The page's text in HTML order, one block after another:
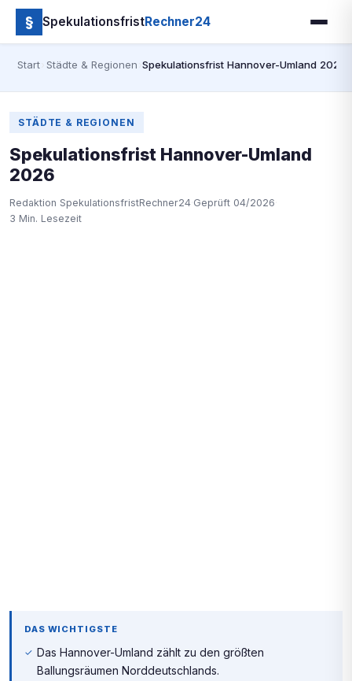
§ SpekulationsfristRechner24
Start Städte & Regionen ›Spekulationsfrist Hannover-Umland 2026
STÄDTE & REGIONEN
Spekulationsfrist Hannover-Umland
2026
Redaktion SpekulationsfristRechner24 Geprüft 04/2026
3 Min. Lesezeit
DAS WICHTIGSTE
Das Hannover-Umland zählt zu den größten
Ballungsräumen Norddeutschlands.